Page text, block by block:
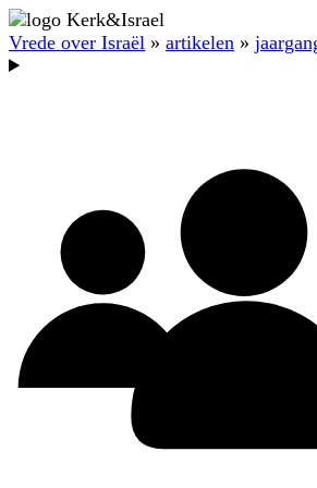
Vrede over Israël » artikelen »